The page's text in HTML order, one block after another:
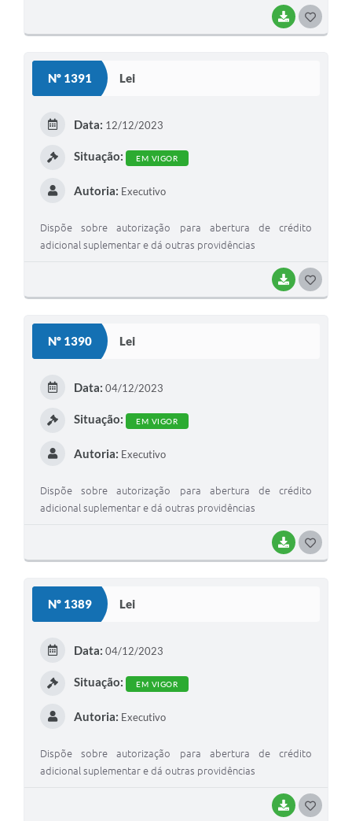
BAIXAR
Nº 1391 Lei
BAIXAR
Data: 12/12/2023
Situação: EM VIGOR
Autoria: Executivo
Dispõe sobre autorização para abertura de crédito
adicional suplementar e dá outras providências
Nº 1390 Lei
BAIXAR
Data: 04/12/2023
Situação: EM VIGOR
Autoria: Executivo
Dispõe sobre autorização para abertura de crédito
adicional suplementar e dá outras providências
Nº 1389 Lei
BAIXAR
Data: 04/12/2023
Situação: EM VIGOR
Autoria: Executivo
Dispõe sobre autorização para abertura de crédito
adicional suplementar e dá outras providências